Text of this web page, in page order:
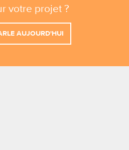
votre projet ?
AUJOURD'HUI